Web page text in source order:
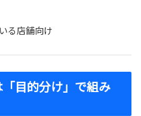
る店舗向け
目的分け」で組み